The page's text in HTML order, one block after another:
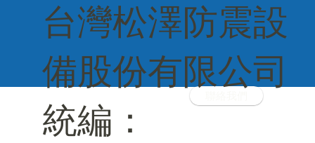
台灣松澤防震設
備股份有限公司
統編：